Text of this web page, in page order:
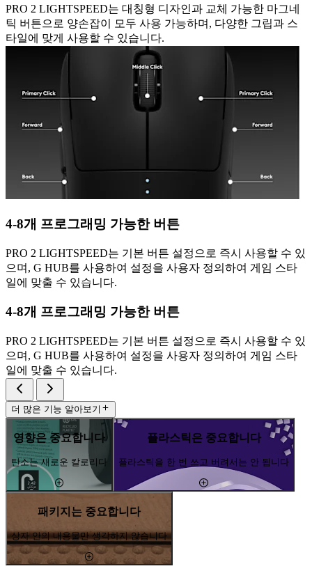
PRO 2 LIGHTSPEED는 대칭형 디자인과 교체 가능한 마그네
틱 버튼으로 양손잡이 모두 사용 가능하며, 다양한 그립과 스
타일에 맞게 사용할 수 있습니다.
4-8개 프로그래밍 가능한 버튼
PRO 2 LIGHTSPEED는 기본 버튼 설정으로 즉시 사용할 수 있
으며, G HUB를 사용하여 설정을 사용자 정의하여 게임 스타
일에 맞출 수 있습니다.
4-8개 프로그래밍 가능한 버튼
PRO 2 LIGHTSPEED는 기본 버튼 설정으로 즉시 사용할 수 있
으며, G HUB를 사용하여 설정을 사용자 정의하여 게임 스타
일에 맞출 수 있습니다.
더 많은 기능 알아보기
영향은 중요합니다
탄소는 새로운 칼로리다
플라스틱은 중요합니다
플라스틱을 한 번 쓰고 버려서는 안 됩니다
패키지는 중요합니다
상자 안의 내용물만 생각하지 않습니다